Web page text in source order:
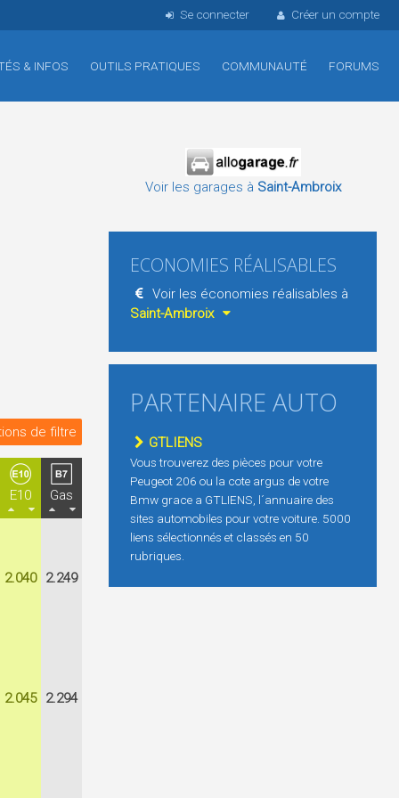
Se connecter Créer un compte
& INFOS OUTILS PRATIQUES COMMUNAUTÉ FORUMS
de filtre
E10
Gas
2.040 2.249
2.045 2.294
Voir les garages à Saint-Ambroix
ECONOMIES RÉALISABLES
Voir les économies réalisables à
Saint-Ambroix
PARTENAIRE AUTO
GTLIENS
Vous trouverez des pièces pour votre
Peugeot 206 ou la cote argus de votre
Bmw grace a GTLIENS, l´annuaire des
sites automobiles pour votre voiture. 5000
liens sélectionnés et classés en 50
rubriques.